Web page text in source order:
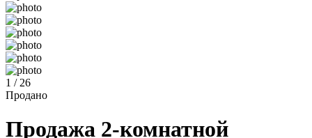
1 / 26
Продано
Продажа 2-комнатной